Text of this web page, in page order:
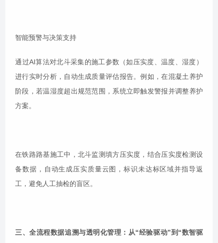
智能预警与决策支持
通过AI算法对北斗采集的施工参数（如压实度、温度、湿度）
进行实时分析，自动生成质量评估报告。例如，在混凝土养护
阶段，若温湿度超出规范范围，系统立即触发警报并调整养护
方案。
在铁路路基施工中，北斗监测填方压实度，结合压实度检测设
备数据，自动生成压实质量云图，标识未达标区域并指导返
工，避免人工抽检的盲区。
三、全流程数据追溯与透明化管理：从“经验驱动”到“数智驱